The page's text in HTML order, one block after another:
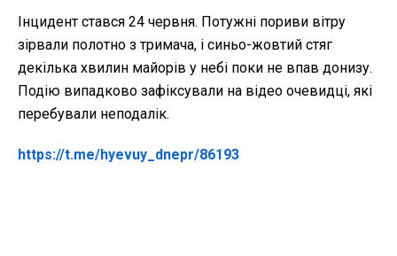
Інцидент стався 24 червня. Потужні пориви вітру
зірвали полотно з тримача, і синьо-жовтий стяг
декілька хвилин майорів у небі поки не впав донизу.
Подію випадково зафіксували на відео очевидці, які
перебували неподалік.
https://t.me/hyevuy_dnepr/86193